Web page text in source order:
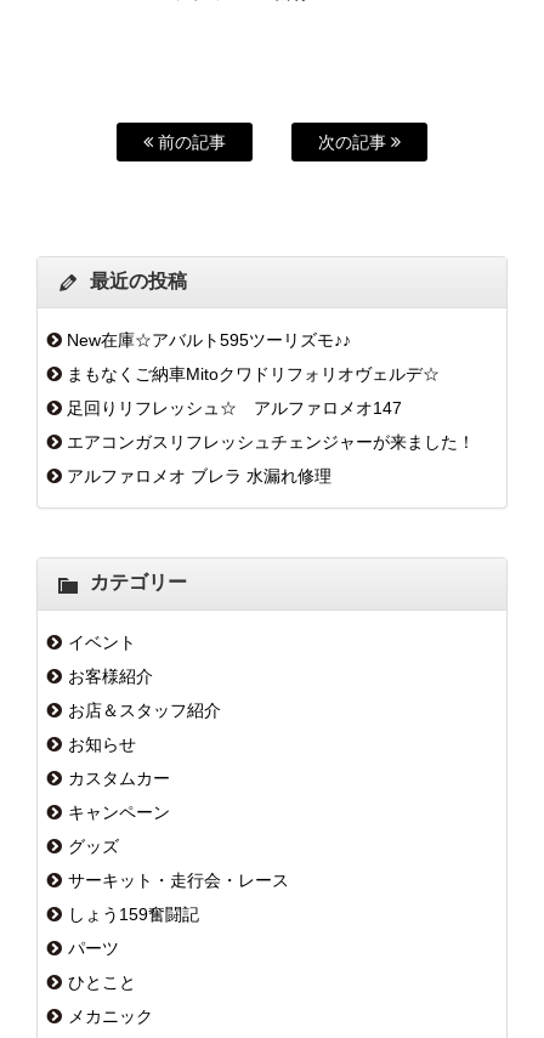
前の記事 次の記事
最近の投稿
New在庫☆アバルト595ツーリズモ♪♪
まもなくご納車Mitoクワドリフォリオヴェルデ☆
足回りリフレッシュ☆ アルファロメオ147
エアコンガスリフレッシュチェンジャーが来ました！
アルファロメオ ブレラ 水漏れ修理
カテゴリー
イベント
お客様紹介
お店＆スタッフ紹介
お知らせ
カスタムカー
キャンペーン
グッズ
サーキット・走行会・レース
しょう159奮闘記
パーツ
ひとこと
メカニック